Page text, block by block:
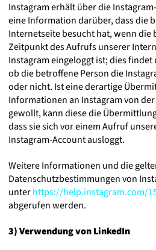
Instagram erhält über die
eine Information darüber, dass die
Internetseite besucht hat, wenn die
Zeitpunkt des Aufrufs unserer
Instagram eingeloggt ist; dies
ob die betroffene Person die
oder nicht. Ist eine derartige
Informationen an Instagram von
gewollt, kann diese die
dass sie sich vor einem Aufruf
Instagram-Account ausloggt.
Weitere Informationen und die
Datenschutzbestimmungen von
unterhttps://help.instagram.com/
abgerufen werden.
3) Verwendung von LinkedIn